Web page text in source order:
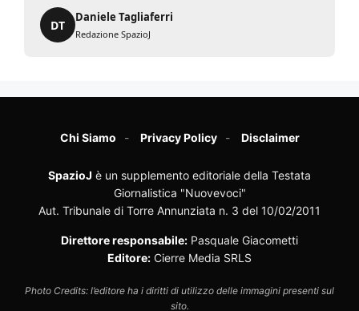
DT
Daniele Tagliaferri
Redazione SpazioJ
Chi Siamo Privacy Policy Disclaimer
SpazioJ è un supplemento editoriale della Testata
Giornalistica "Nuovevoci"
Aut. Tribunale di Torre Annunziata n. 3 del 10/02/2011
Direttore responsabile: Pasquale Giacometti
Editore: Cierre Media SRLS
Photo Credits: l’editore ha i diritti di utilizzo delle immagini presenti sul
sito.